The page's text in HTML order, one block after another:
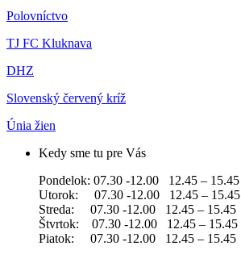
Polovníctvo
TJ FC Kluknava
DHZ
Slovenský červený kríž
Únia žien
Kedy sme tu pre Vás
Pondelok: 07.30 -12.00 12.45 – 15.45
Utorok: 07.30 -12.00 12.45 – 15.45
Streda: 07.30 -12.00 12.45 – 15.45
Štvrtok: 07.30 -12.00 12.45 – 15.45
Piatok: 07.30 -12.00 12.45 – 15.45